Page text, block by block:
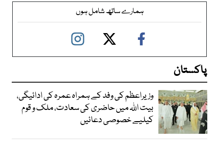
ہمارے ساتھ شامل ہوں
پاکستان
وزیراعظم کی وفد کے ہمراہ عمرہ کی ادائیگی،
بیت اللہ میں حاضری کی سعادت، ملک و قوم
کیلیے خصوصی دعائیں